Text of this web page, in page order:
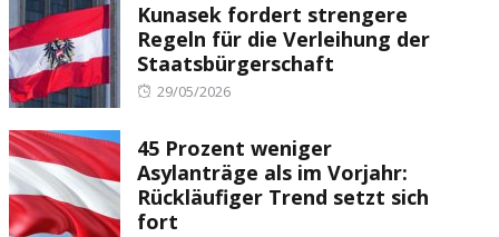
Kunasek fordert strengere
Regeln für die Verleihung der
Staatsbürgerschaft
Posted
29/05/2026
45 Prozent weniger
Asylanträge als im Vorjahr:
Rückläufiger Trend setzt sich
fort